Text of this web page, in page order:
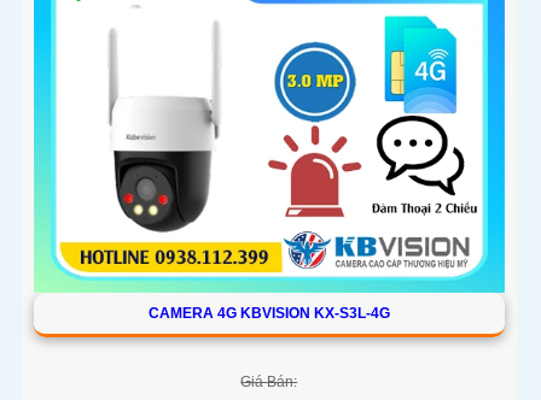
CAMERA 4G KBVISION KX-S3L-4G
Giá Bán: